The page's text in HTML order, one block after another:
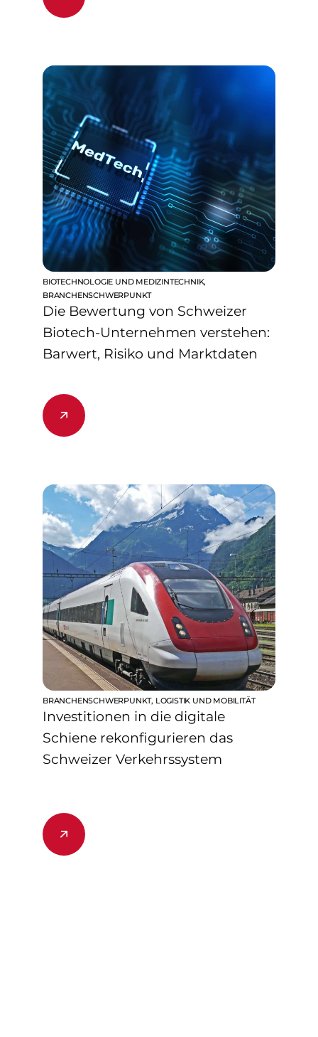
BIOTECHNOLOGIE UND MEDIZINTECHNIK,
BRANCHENSCHWERPUNKT
Die Bewertung von Schweizer
Biotech-Unternehmen verstehen:
Barwert, Risiko und Marktdaten
BRANCHENSCHWERPUNKT, LOGISTIK UND MOBILITÄT
Investitionen in die digitale
Schiene rekonfigurieren das
Schweizer Verkehrssystem